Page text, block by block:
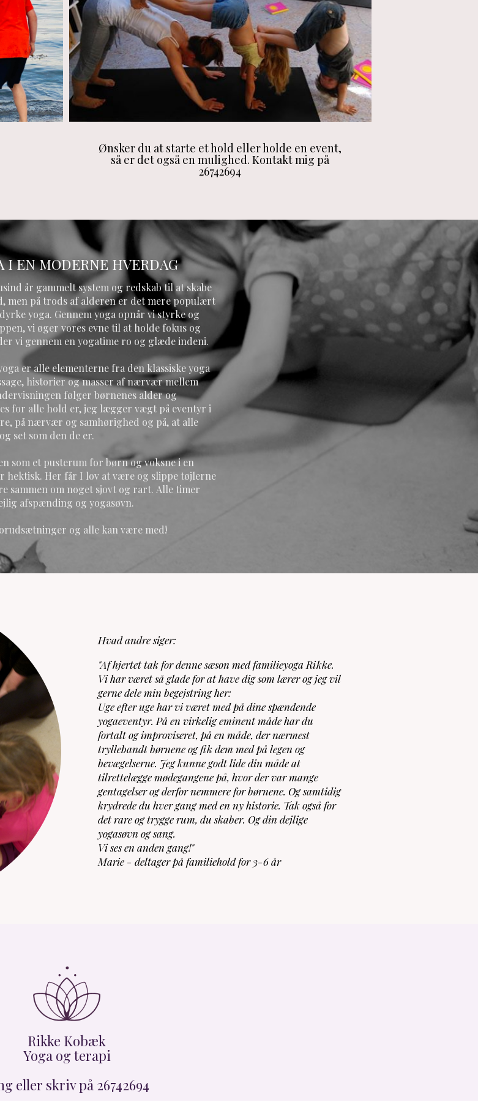
Ønsker du at starte et hold eller holde en event,
så er det også en mulighed. Kontakt mig på
26742694
I EN MODERNE HVERDAG
år gammelt system og redskab til at skabe
men på trods af alderen er det mere populært
yoga. Gennem yoga opnår vi styrke og
vi øger vores evne til at holde fokus og
vi gennem en yogatime ro og glæde indeni.
er alle elementerne fra den klassiske yoga
historier og masser af nærvær mellem
følger børnenes alder og
for alle hold er, jeg lægger vægt på eventyr i
på nærvær og samhørighed og på, at alle
set som den de er.
som et pusterum for børn og voksne i en
hektisk. Her får I lov at være og slippe tøjlerne
sammen om noget sjovt og rart. Alle timer
afspænding og yogasøvn.
og alle kan være med!
Hvad andre siger:
"Af hjertet tak for denne sæson med familieyoga Rikke.
Vi har været så glade for at have dig som lærer og jeg vil
gerne dele min begejstring her:
Uge efter uge har vi været med på dine spændende
yogaeventyr. På en virkelig eminent måde har du
fortalt og improviseret, på en måde, der nærmest
tryllebandt børnene og fik dem med på legen og
bevægelserne. Jeg kunne godt lide din måde at
tilrettelægge mødegangene på, hvor der var mange
gentagelser og derfor nemmere for børnene. Og samtidig
krydrede du hver gang med en ny historie. Tak også for
det rare og trygge rum, du skaber. Og din dejlige
yogasøvn og sang.
Vi ses en anden gang!"
Marie - deltager på familiehold for 3-6 år
Rikke Kobæk
Yoga og terapi
eller skriv på 26742694